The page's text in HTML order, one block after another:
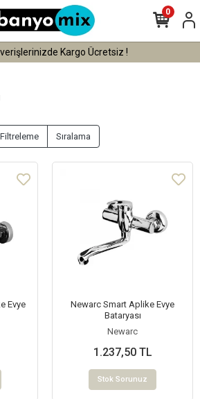
Kargo Ücretsiz !
0
Filtreleme Sıralama
Evye
Newarc Smart Aplike Evye
Bataryası
Newarc
1.237,50 TL
Stok Sorunuz